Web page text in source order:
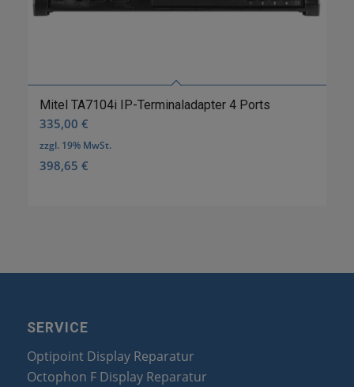
Mitel TA7104i IP-Terminaladapter 4 Ports
335,00 €
zzgl. 19% MwSt.
398,65 €
SERVICE
Optipoint Display Reparatur
Octophon F Display Reparatur